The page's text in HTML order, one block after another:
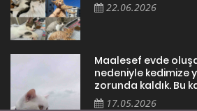
22.06.2026
Maalesef evde
nedeniyle kedimize
zorunda kaldık. Bu
17.05.2026